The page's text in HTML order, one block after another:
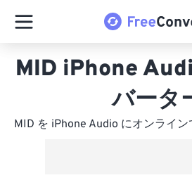
MID iPhone
バータ
MID を iPhone Audio にオンライン